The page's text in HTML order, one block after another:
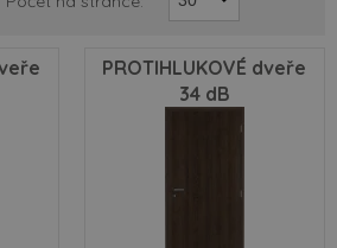
PROTIHLUKOVÉ dveře
34 dB